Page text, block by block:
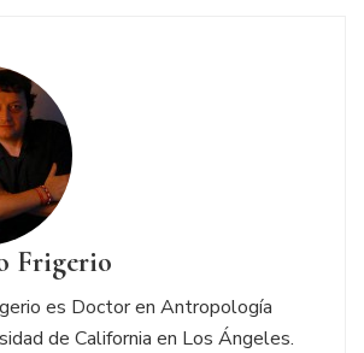
Frigerio
es Doctor en Antropología
de California en Los Ángeles.